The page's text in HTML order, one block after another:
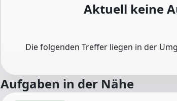
Aktuell keine
Die folgenden Treffer liegen in der
Aufgaben in der Nähe